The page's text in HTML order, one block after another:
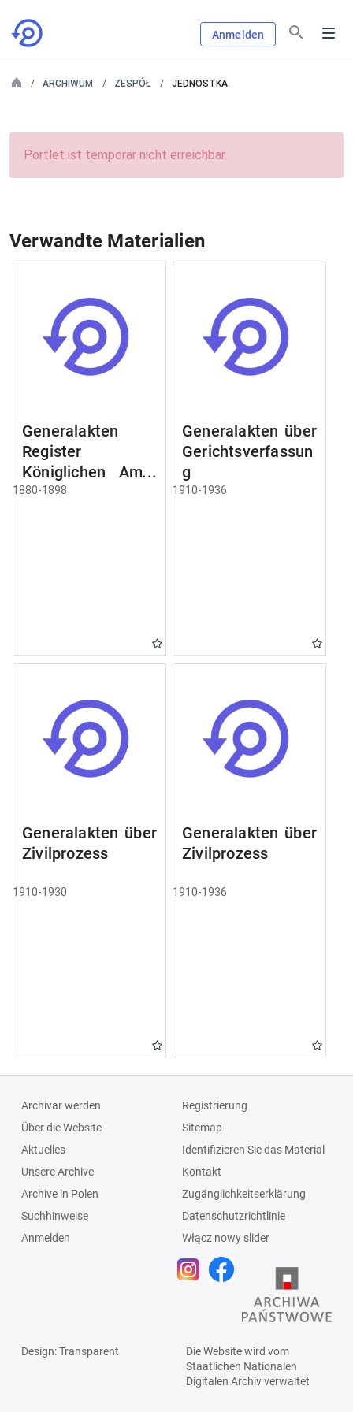
Anmelden
ARCHIWUM ZESPÓŁ JEDNOSTKA
Portlet ist temporär nicht erreichbar.
Verwandte Materialien
Generalakten
Register
Königlichen Amts
Gericht zu
1880-1898
Generalakten über
Gerichtsverfassun
g
1910-1936
Generalakten über
Zivilprozess
1910-1930
Generalakten über
Zivilprozess
1910-1936
Archivar werden
Über die Website
Aktuelles
Unsere Archive
Archive in Polen
Suchhinweise
Anmelden
Registrierung
Sitemap
Identifizieren Sie das Material
Kontakt
Zugänglichkeitserklärung
Datenschutzrichtlinie
Włącz nowy slider
Design: Transparent
Die Website wird vom
Staatlichen Nationalen
Digitalen Archivverwaltet